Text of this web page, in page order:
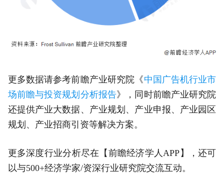
更多数据请参考前瞻产业研究院《中国广告机行业市
场前瞻与投资规划分析报告》，同时前瞻产业研究院
还提供产业大数据、产业规划、产业申报、产业园区
规划、产业招商引资等解决方案。
更多深度行业分析尽在【前瞻经济学人APP】，还可
以与500+经济学家/资深行业研究院交流互动。